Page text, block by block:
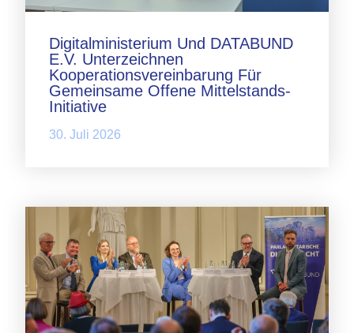
Digitalministerium Und DATABUND
E.V. Unterzeichnen
Kooperationsvereinbarung Für
Gemeinsame Offene Mittelstands-
Initiative
30. Juli 2026